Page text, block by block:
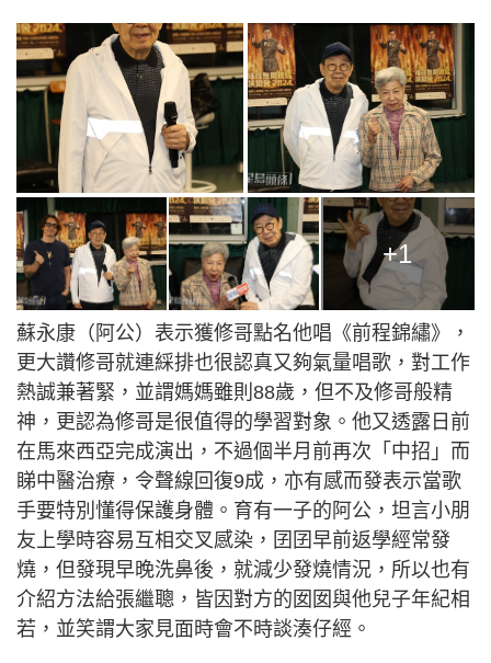
+1
蘇永康（阿公）表示獲修哥點名他唱《前程錦繡》，
更大讚修哥就連綵排也很認真又夠氣量唱歌，對工作
熱誠兼著緊，並謂媽媽雖則88歲，但不及修哥般精
神，更認為修哥是很值得的學習對象。他又透露日前
在馬來西亞完成演出，不過個半月前再次「中招」而
睇中醫治療，令聲線回復9成，亦有感而發表示當歌
手要特別懂得保護身體。育有一子的阿公，坦言小朋
友上學時容易互相交叉感染，囝囝早前返學經常發
燒，但發現早晚洗鼻後，就減少發燒情況，所以也有
介紹方法給張繼聰，皆因對方的囡囡與他兒子年紀相
若，並笑謂大家見面時會不時談湊仔經。